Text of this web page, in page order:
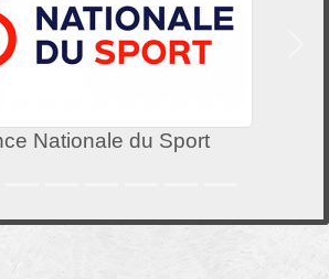
Nationale du Sport